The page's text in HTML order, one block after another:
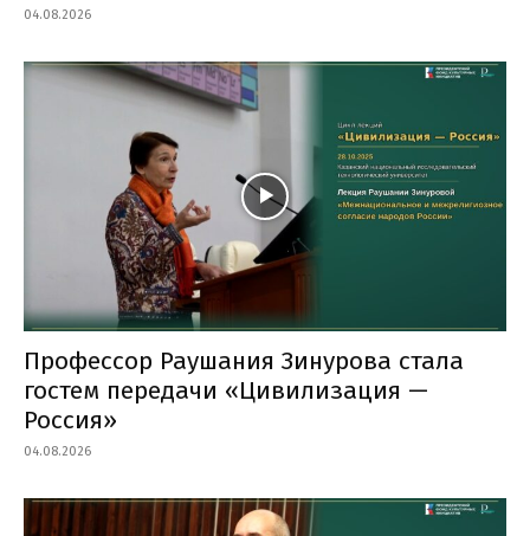
04.08.2026
Профессор Раушания Зинурова стала
гостем передачи «Цивилизация —
Россия»
04.08.2026